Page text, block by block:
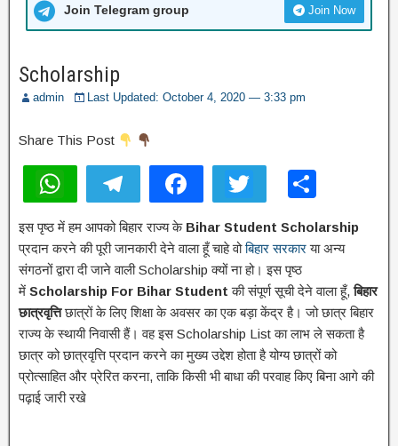
Join Telegram group Join Now
Scholarship
admin Last Updated: October 4, 2020 — 3:33 pm
Share This Post
h
at
s
A
p
p
el
e
gr
a
m
a
c
e
b
o
o
k
wi
tt
er
ar
इस पृष्ठ में हम आपको बिहार राज्य के Bihar Student Scholarship
प्रदान करने की पूरी जानकारी देने वाला हूँ चाहे वोबिहार सरकारया अन्य
संगठनों द्वारा दी जाने वाली Scholarship क्यों ना हो। इस पृष्ठ
में Scholarship For Bihar Student की संपूर्ण सूची देने वाला हूँ,बिहार
छात्रवृत्तिछात्रों के लिए शिक्षा के अवसर का एक बड़ा केंद्र है। जो छात्र बिहार
राज्य के स्थायी निवासी हैं। वह इस Scholarship List का लाभ ले सकता है
छात्र को छात्रवृत्ति प्रदान करने का मुख्य उद्देश होता है योग्य छात्रों को
प्रोत्साहित और प्रेरित करना, ताकि किसी भी बाधा की परवाह किए बिना आगे की
पढ़ाई जारी रखे